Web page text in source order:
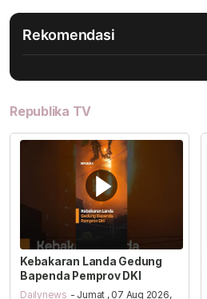
Rekomendasi
Republika TV
Kebakaran Landa Gedung
Bapenda Pemprov DKI
Dailynews - Jumat , 07 Aug 2026,